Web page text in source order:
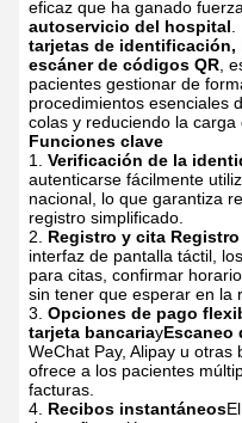
eficaz que ha ganado
autoservicio del hospital.
tarjetas de identificación,
escáner de códigos QR,
pacientes gestionar de
procedimientos esenciales
colas y reduciendo la
Funciones clave
Verificación de la
autenticarse fácilmente
nacional, lo que garantiza
registro simplificado.
Registro y cita
interfaz de pantalla táctil,
para citas, confirmar
sin tener que esperar en la
Opciones de pago
tarjeta bancariayEscaneo
WeChat Pay, Alipay u
ofrece a los pacientes
facturas.
Recibos instantáneos